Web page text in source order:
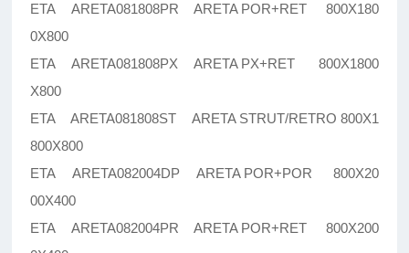
ETA ARETA081808PR ARETA POR+RET 800X180
0X800
ETA ARETA081808PX ARETA PX+RET 800X1800
X800
ETA ARETA081808ST ARETA STRUT/RETRO 800X1
800X800
ETA ARETA082004DP ARETA POR+POR 800X20
00X400
ETA ARETA082004PR ARETA POR+RET 800X200